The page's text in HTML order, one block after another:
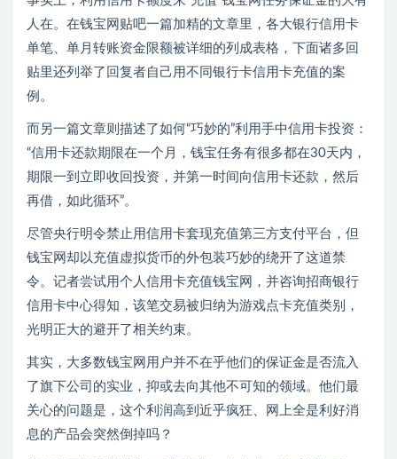
人在。在钱宝网贴吧一篇加精的文章里，各大银行信用卡
单笔、单月转账资金限额被详细的列成表格，下面诸多回
贴里还列举了回复者自己用不同银行卡信用卡充值的案
例。
而另一篇文章则描述了如何“巧妙的”利用手中信用卡投资：
“信用卡还款期限在一个月，钱宝任务有很多都在30天内，
期限一到立即收回投资，并第一时间向信用卡还款，然后
再借，如此循环”。
尽管央行明令禁止用信用卡套现充值第三方支付平台，但
钱宝网却以充值虚拟货币的外包装巧妙的绕开了这道禁
令。记者尝试用个人信用卡充值钱宝网，并咨询招商银行
信用卡中心得知，该笔交易被归纳为游戏点卡充值类别，
光明正大的避开了相关约束。
其实，大多数钱宝网用户并不在乎他们的保证金是否流入
了旗下公司的实业，抑或去向其他不可知的领域。他们最
关心的问题是，这个利润高到近乎疯狂、网上全是利好消
息的产品会突然倒掉吗？